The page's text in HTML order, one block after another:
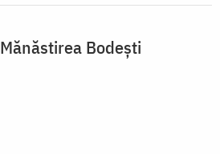
Mănăstirea Bodești